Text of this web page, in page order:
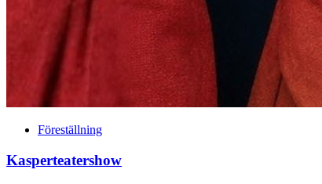
Föreställning
Kasperteatershow